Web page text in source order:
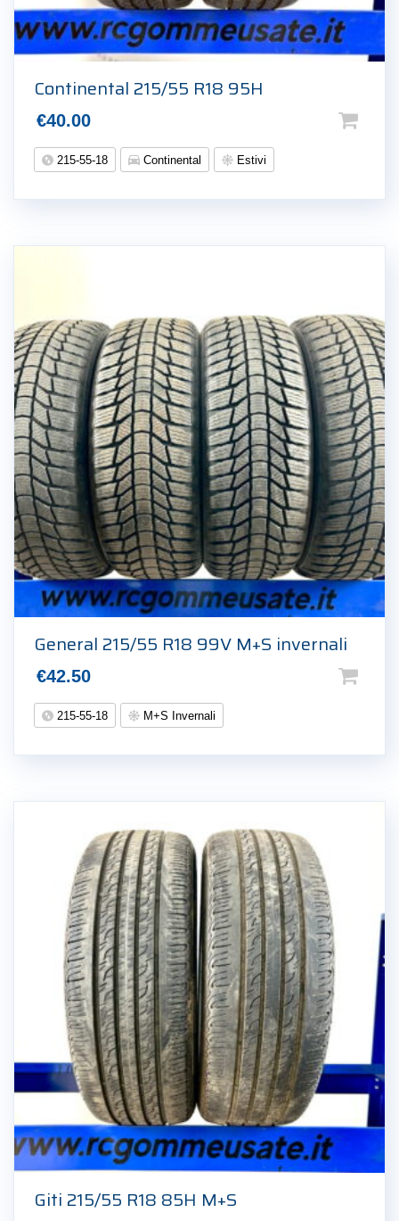
Continental 215/55 R18 95H
€40.00
215-55-18 Continental Estivi
General 215/55 R18 99V M+S invernali
€42.50
215-55-18 M+S Invernali
Giti 215/55 R18 85H M+S